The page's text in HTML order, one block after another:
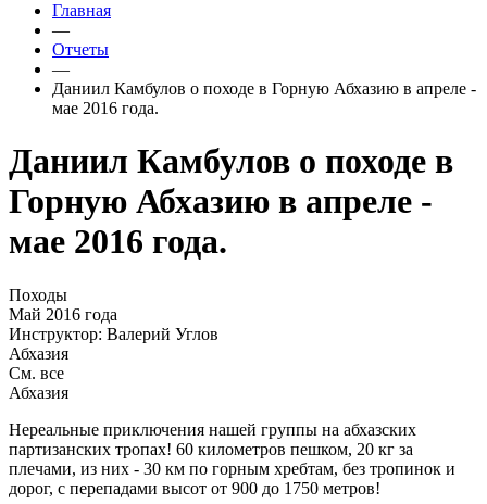
Главная
—
Отчеты
—
Даниил Камбулов о походе в Горную Абхазию в апреле -
мае 2016 года.
Даниил Камбулов о походе в
Горную Абхазию в апреле -
мае 2016 года.
Походы
Май 2016 года
Инструктор: Валерий Углов
Абхазия
См. все
Абхазия
Нереальные приключения нашей группы на абхазских
партизанских тропах! 60 километров пешком, 20 кг за
плечами, из них - 30 км по горным хребтам, без тропинок и
дорог, с перепадами высот от 900 до 1750 метров!